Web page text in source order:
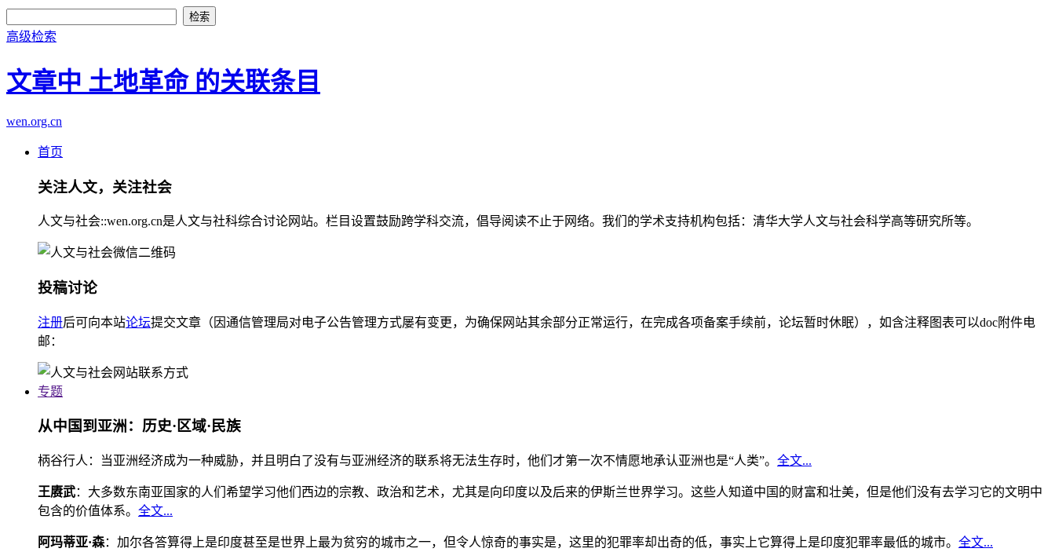
高级检索
文章中 土地革命 的关联条目
wen.org.cn
首页
关注人文，关注社会
人文与社会::wen.org.cn是人文与社科综合讨论网站。栏目设置鼓励跨学科交流，倡导阅读不止于网络。我们的学术支持机构包括：清华大学人文与社会科学高等研究所等。
投稿讨论
注册后可向本站论坛提交文章（因通信管理局对电子公告管理方式屡有变更，为确保网站其余部分正常运行，在完成各项备案手续前，论坛暂时休眠），如含注释图表可以doc附件电
邮：
专题
从中国到亚洲：历史·区域·民族
柄谷行人：当亚洲经济成为一种威胁，并且明白了没有与亚洲经济的联系将无法生存时，他们才第一次不情愿地承认亚洲也是“人类”。 全文...
王赓武：大多数东南亚国家的人们希望学习他们西边的宗教、政治和艺术，尤其是向印度以及后来的伊斯兰世界学习。这些人知道中国的财富和壮美，但是他们没有去学习它的文明中
包含的价值体系。 全文...
阿玛蒂亚·森：加尔各答算得上是印度甚至是世界上最为贫穷的城市之一，但令人惊奇的事实是，这里的犯罪率却出奇的低，事实上它算得上是印度犯罪率最低的城市。 全文...